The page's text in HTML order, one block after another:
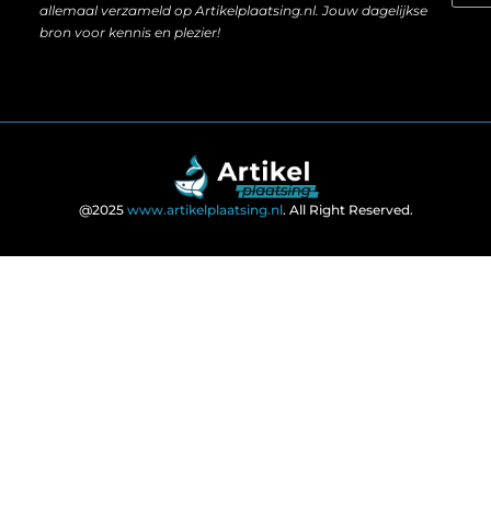
allemaal verzameld op Artikelplaatsing.nl. Jouw dagelijkse
bron voor kennis en plezier!
@2025 www.artikelplaatsing.nl. All Right Reserved.